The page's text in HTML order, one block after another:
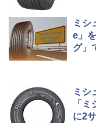
ミシ
e」
グ」
ミシ
「
に2